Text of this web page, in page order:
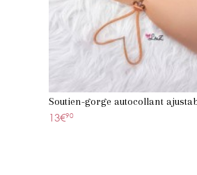
Soutien-gorge autocollant
13€90